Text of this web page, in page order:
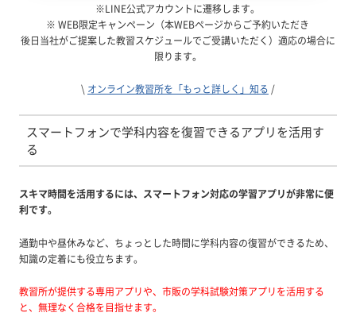
※LINE公式アカウントに遷移します。
※ WEB限定キャンペーン（本WEBページからご予約いただき
後日当社がご提案した教習スケジュールでご受講いただく）適応の場合に
限ります。
\ オンライン教習所を「もっと詳しく」知る /
スマートフォンで学科内容を復習できるアプリを活用す
る
スキマ時間を活用するには、スマートフォン対応の学習アプリが非常に便
利です。
通勤中や昼休みなど、ちょっとした時間に学科内容の復習ができるため、
知識の定着にも役立ちます。
教習所が提供する専用アプリや、市販の学科試験対策アプリを活用する
と、無理なく合格を目指せます。